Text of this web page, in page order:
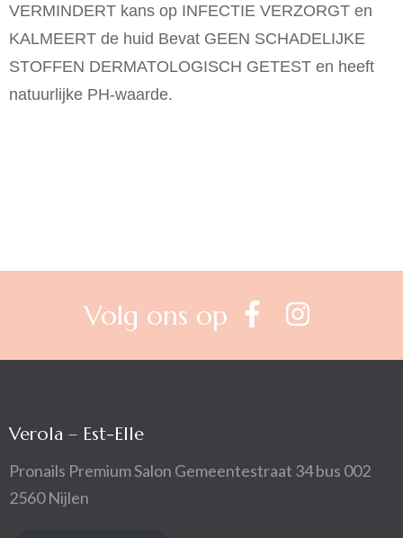
VERMINDERT kans op INFECTIE VERZORGT en
KALMEERT de huid Bevat GEEN SCHADELIJKE
STOFFEN DERMATOLOGISCH GETEST en heeft
natuurlijke PH-waarde.
Volg ons op
Verola – Est-Elle
Pronails Premium Salon Gemeentestraat 34 bus 002
2560 Nijlen